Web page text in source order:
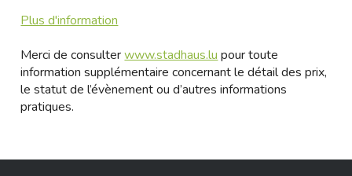
Plus d'information
Merci de consulterwww.stadhaus.lu pour toute
information supplémentaire concernant le détail des prix,
le statut de l’évènement ou d’autres informations
pratiques.